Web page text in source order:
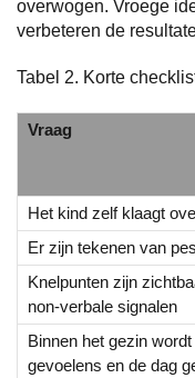
overwogen. Vroege
verbeteren de
Tabel 2. Korte
Vraag
Het kind zelf klaagt
Er zijn tekenen van
Knelpunten zijn
non-verbale signalen
Binnen het gezin
gevoelens en de dag